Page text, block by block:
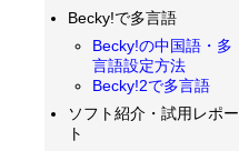
Becky!で多言語
Becky!の中国語・多
言語設定方法
Becky!2で多言語
ソフト紹介・試用レポー
ト